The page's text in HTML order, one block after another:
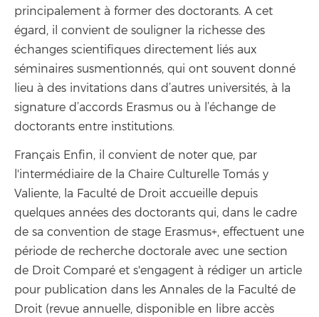
principalement à former des doctorants. A cet
égard, il convient de souligner la richesse des
échanges scientifiques directement liés aux
séminaires susmentionnés, qui ont souvent donné
lieu à des invitations dans d’autres universités, à la
signature d’accords Erasmus ou à l’échange de
doctorants entre institutions.
Français Enfin, il convient de noter que, par
l'intermédiaire de la Chaire Culturelle Tomás y
Valiente, la Faculté de Droit accueille depuis
quelques années des doctorants qui, dans le cadre
de sa convention de stage Erasmus+, effectuent une
période de recherche doctorale avec une section
de Droit Comparé et s'engagent à rédiger un article
pour publication dans les Annales de la Faculté de
Droit (revue annuelle, disponible en libre accès